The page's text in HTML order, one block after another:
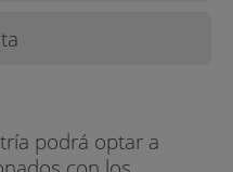
directo que te
podrá optar a